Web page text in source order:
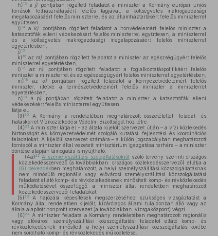
h) 13 aj) pontjában rögzített feladatot a miniszter a Kormány európai uniós
források felhasználásáért felelős tagjával, a költségvetés makrogazdasági
megalapozásáért felelős miniszterrel és az államháztartásért felelős miniszterrel
együttesen,
i) 14 ak)
pontjában rögzített feladatot a honvédelemért felelős miniszter a
katasztrófák elleni védekezésért felelős miniszterrel együttesen, a miniszterrel
és a költségvetés makrogazdasági megalapozásáért felelős miniszterrel
egyetértésben,
j) 15
k) 16 azm) pontjában rögzített feladatot a miniszter az egészségügyért felelős
miniszterrel egyetértésben,
l) 17 az n) pontjában rögzített feladatot a foglalkoztatáspolitikáért felelős
miniszter a miniszterrel és az egészségügyért felelős miniszterrel egyetértésben,
m) 18 azo)
pontjában rögzített feladatot a környezetvédelemért felelős
miniszter, illetve a természetvédelemért felelős miniszter a miniszterrel
egyetértésben,
n) 19 ap)
pontjában rögzített feladatot a miniszter a katasztrófák elleni
védekezésért felelős miniszterrel együttesen
látja el.
(3) 20
A Kormány a rendeletében meghatározott összetétellel, feladat- és
hatáskörrel Víziközlekedési Védelmi Bizottságot hoz létre.
(4) 21 A miniszter látja el – az általa kijelölt szervezet útján – a vízi közlekedés
biztonságát és környezetvédelmét szolgáló kutatási, fejlesztési és koordinációs
feladatokat. A kijelölt szervezet számára – a külön jogszabályban meghatározott
forrásból a miniszter által vezetett minisztérium igazgatása terhére – a miniszter
döntése alapján támogatás is nyújtható.
(4a) 22 A személyszállítási szolgáltatásokról szóló törvény szerinti országos
közlekedésszervező (a továbbiakban: országos közlekedésszervező) ellátja a
(6) bekezdésben meghatározott, a helyi személyszállítási közszolgáltatásnak
nem minősülő regionális vagy elővárosi személyszállítási közszolgáltatási
feladatot ellátó komp- és révközlekedésnek minősített komp- és révközlekedés
működtetésével összefüggő, a miniszter által rendeletben meghatározott
közlekedésszervezői feladatokat.
(5) 23
A hajózási képesítések megszerzéséhez szükséges vizsgáztatást a
Kormány által rendeletben kijelölt, kizárólagos állami tulajdonban álló vagy az
általa alapított nonprofit szervezet (a továbbiakban: vizsgaközpont) végzi.
(6) 24 A miniszter feladata a Kormány rendeletében meghatározott regionális
vagy elővárosi személyszállítási közszolgáltatási feladatot ellátó komp- és
révközlekedésnek minősített, a helyi személyszállítási közszolgáltatás körébe
nem sorolható komp- és révközlekedés működtetése.